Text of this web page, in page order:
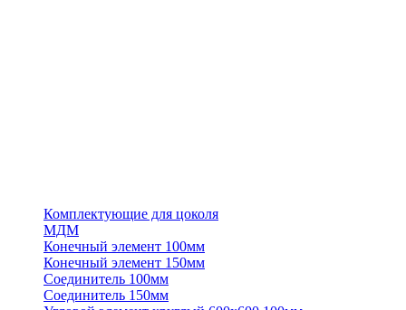
Комплектующие для цоколя
МДМ
Конечный элемент 100мм
Конечный элемент 150мм
Соединитель 100мм
Соединитель 150мм